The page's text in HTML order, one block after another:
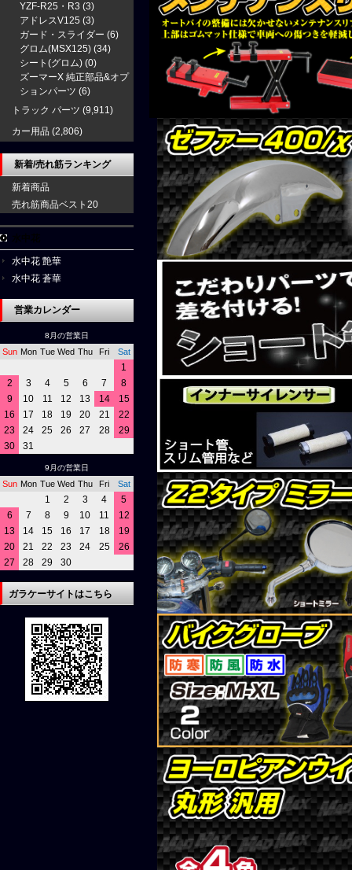
YZF-R25・R3 (3)
アドレスV125 (3)
ガード・スライダー (6)
グロム(MSX125) (34)
シート(グロム) (0)
ズーマーX 純正部品&オプ
ションパーツ (6)
トラック パーツ (9,911)
カー用品 (2,806)
新着/売れ筋ランキング
新着商品
売れ筋商品ベスト20
水中花 艶華
水中花 蒼華
営業カレンダー
8月の営業日
Sun Mon Tue Wed Thu Fri Sat
1
2
3 4 5 6 7
8
9
10 11 12 13 14
15
16
17 18 19 20 21
22
23
24 25 26 27 28
29
30
31
9月の営業日
Sun Mon Tue Wed Thu Fri Sat
1 2 3 4
5
6
7 8 9 10 11
12
13
14 15 16 17 18
19
20
21 22 23 24 25
26
27
28 29 30
ガラケーサイトはこちら